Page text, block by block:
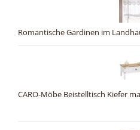
Romantische Gardinen im
CARO-Möbe Beistelltisch Kiefer